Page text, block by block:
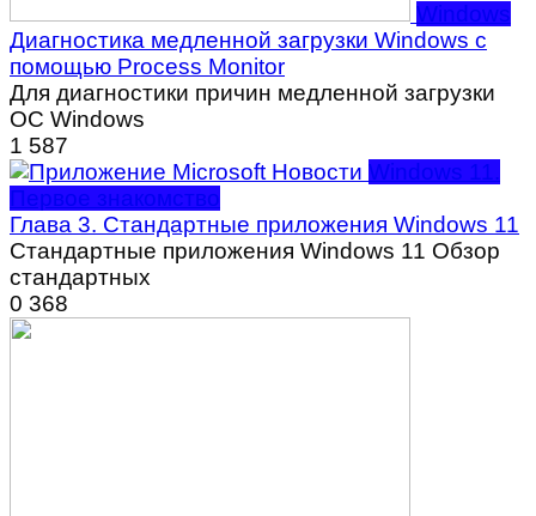
Windows
Диагностика медленной загрузки Windows с
помощью Process Monitor
Для диагностики причин медленной загрузки
ОС Windows
1 587
Windows 11.
Первое знакомство
Глава 3. Стандартные приложения Windows 11
Стандартные приложения Windows 11 Обзор
стандартных
0 368